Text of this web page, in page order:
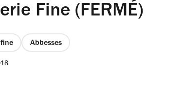
Fine (FERMÉ)
Abbesses